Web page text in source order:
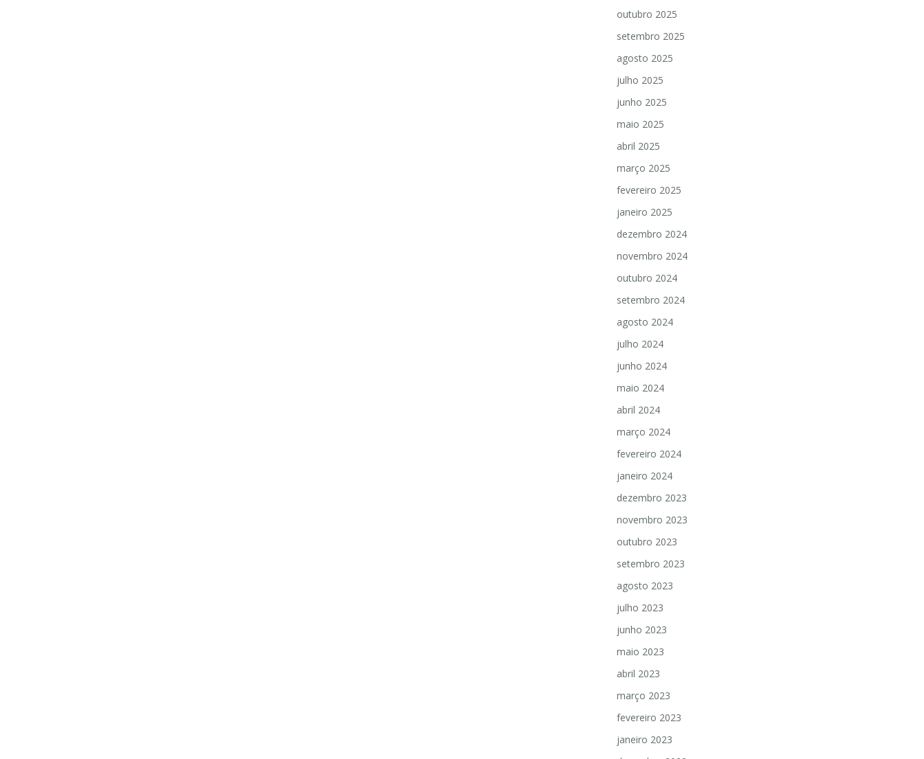
outubro 2025
setembro 2025
agosto 2025
julho 2025
junho 2025
maio 2025
abril 2025
março 2025
fevereiro 2025
janeiro 2025
dezembro 2024
novembro 2024
outubro 2024
setembro 2024
agosto 2024
julho 2024
junho 2024
maio 2024
abril 2024
março 2024
fevereiro 2024
janeiro 2024
dezembro 2023
novembro 2023
outubro 2023
setembro 2023
agosto 2023
julho 2023
junho 2023
maio 2023
abril 2023
março 2023
fevereiro 2023
janeiro 2023